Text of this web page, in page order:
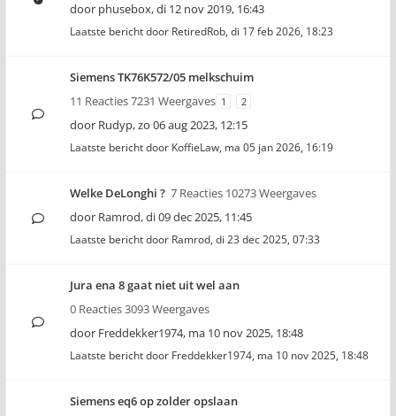
door phusebox,di 12 nov 2019, 16:43
Laatste bericht door RetiredRob, di 17 feb 2026, 18:23
Siemens TK76K572/05 melkschuim
11 Reacties 7231 Weergaves 1 2
door Rudyp,zo 06 aug 2023, 12:15
Laatste bericht door KoffieLaw, ma 05 jan 2026, 16:19
Welke DeLonghi ? 7 Reacties 10273 Weergaves
door Ramrod,di 09 dec 2025, 11:45
Laatste bericht door Ramrod, di 23 dec 2025, 07:33
Jura ena 8 gaat niet uit wel aan
0 Reacties 3093 Weergaves
door Freddekker1974, ma 10 nov 2025, 18:48
Laatste bericht door Freddekker1974, ma 10 nov 2025, 18:48
Siemens eq6 op zolder opslaan